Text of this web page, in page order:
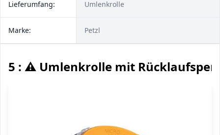
Lieferumfang: Umlenkrolle
Marke: Petzl
5 : ⚠️ Umlenkrolle mit